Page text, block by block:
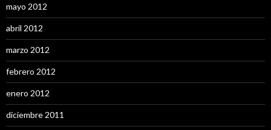
mayo 2012
abril 2012
marzo 2012
febrero 2012
enero 2012
diciembre 2011